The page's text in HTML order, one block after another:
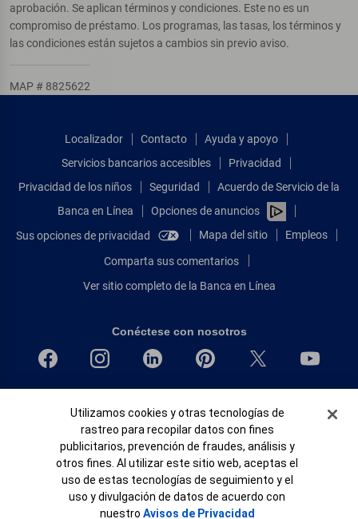
aprobación. Se aplican términos y condiciones. Este no es un
compromiso de préstamo. Los programas, las tasas, los términos y
las condiciones están sujetos a cambios sin previo aviso.
MAP # 8825622
Localizador Contacto
Ayuda y apoyo
Servicios bancarios accesibles
Privacidad
Privacidad de los niños
Seguridad
Acuerdo de Servicio de la
Banca en Línea
Opciones de anuncios
Sus opciones de privacidad
Mapa del sitio Empleos
Comparta sus comentarios
Ver sitio completo de la Banca en Línea
Conéctese con nosotros
Igualdad de oportunidades en préstamos para viviendas
© 2026 Bank of America Corporation.
Todos Los Derechos Reservados.
Patente: patents.bankofamerica.com
Banner de Cookies
Utilizamos cookies y otras tecnologías de
rastreo para recopilar datos con fines
publicitarios, prevención de fraudes, análisis y
otros fines. Al utilizar este sitio web, aceptas el
uso de estas tecnologías de seguimiento y el
uso y divulgación de datos de acuerdo con
nuestro Avisos de Privacidad